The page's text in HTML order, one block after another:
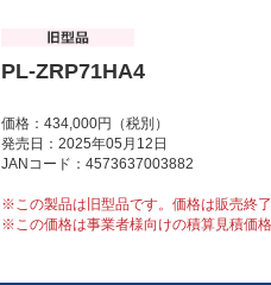
PL-ZRP71HA4
価格：434,000円（税別）
発売日：2025年05月12日
JANコード：4573637003882
※この製品は旧型品です。価格は販売終
※この価格は事業者様向けの積算見積価